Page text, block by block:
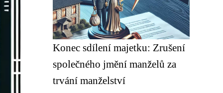
Konec sdílení majetku: Zrušení
společného jmění manželů za
trvání manželství